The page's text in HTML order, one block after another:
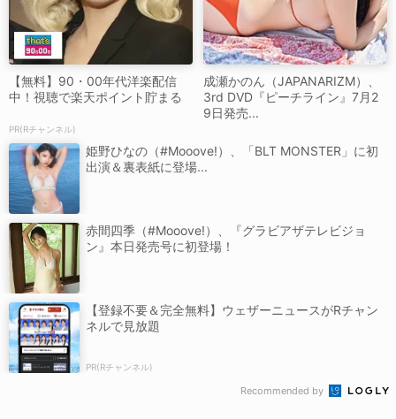
【無料】90・00年代洋楽配信
中！視聴で楽天ポイント貯まる
PR(Rチャンネル)
成瀬かのん（JAPANARIZM）、
3rd DVD『ピーチライン』7月2
9日発売...
姫野ひなの（#Mooove!）、「BLT MONSTER」に初
出演＆裏表紙に登場...
赤間四季（#Mooove!）、『グラビアザテレビジョ
ン』本日発売号に初登場！
【登録不要＆完全無料】ウェザーニュースがRチャン
ネルで見放題
PR(Rチャンネル)
Recommended by